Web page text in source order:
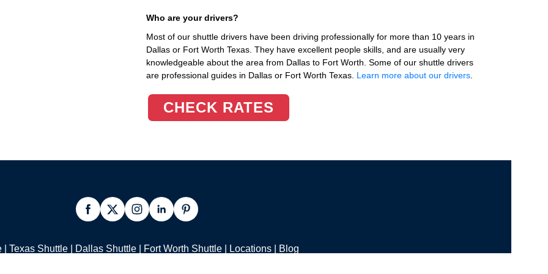
Who are your drivers?
Most of our shuttle drivers have been driving professionally for more than 10 years in
Dallas or Fort Worth Texas. They have excellent people skills, and are usually very
knowledgeable about the area from Dallas to Fort Worth. Some of our shuttle drivers
are professional guides in Dallas or Fort Worth Texas. Learn more about our drivers.
CHECK RATES
| Texas Shuttle| Dallas Shuttle| Fort Worth Shuttle| Locations| Blog